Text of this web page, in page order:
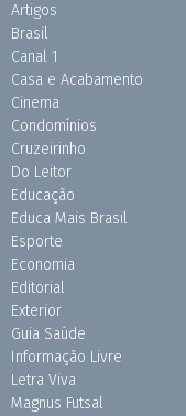
Artigos
Brasil
Canal 1
Casa e Acabamento
Cinema
Condomínios
Cruzeirinho
Do Leitor
Educação
Educa Mais Brasil
Esporte
Economia
Editorial
Exterior
Guia Saúde
Informação Livre
Letra Viva
Magnus Futsal